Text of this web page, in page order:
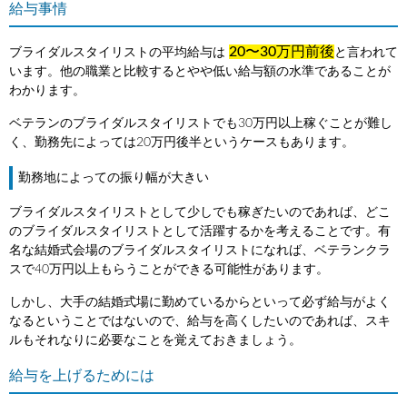
給与事情
ブライダルスタイリストの平均給与は 20〜30万円前後 と言われて
います。他の職業と比較するとやや低い給与額の水準であることが
わかります。
ベテランのブライダルスタイリストでも30万円以上稼ぐことが難し
く、勤務先によっては20万円後半というケースもあります。
勤務地によっての振り幅が大きい
ブライダルスタイリストとして少しでも稼ぎたいのであれば、どこ
のブライダルスタイリストとして活躍するかを考えることです。有
名な結婚式会場のブライダルスタイリストになれば、ベテランクラ
スで40万円以上もらうことができる可能性があります。
しかし、大手の結婚式場に勤めているからといって必ず給与がよく
なるということではないので、給与を高くしたいのであれば、スキ
ルもそれなりに必要なことを覚えておきましょう。
給与を上げるためには